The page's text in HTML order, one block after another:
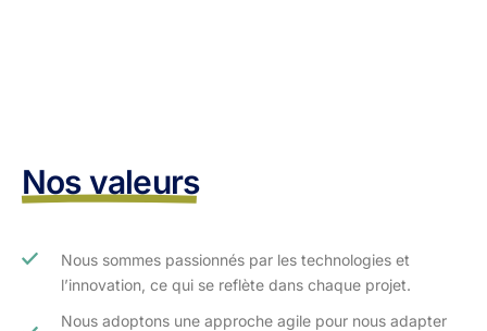
Nos valeurs
Nous sommes passionnés par les technologies et
l’innovation, ce qui se reflète dans chaque projet.
Nous adoptons une approche agile pour nous adapter